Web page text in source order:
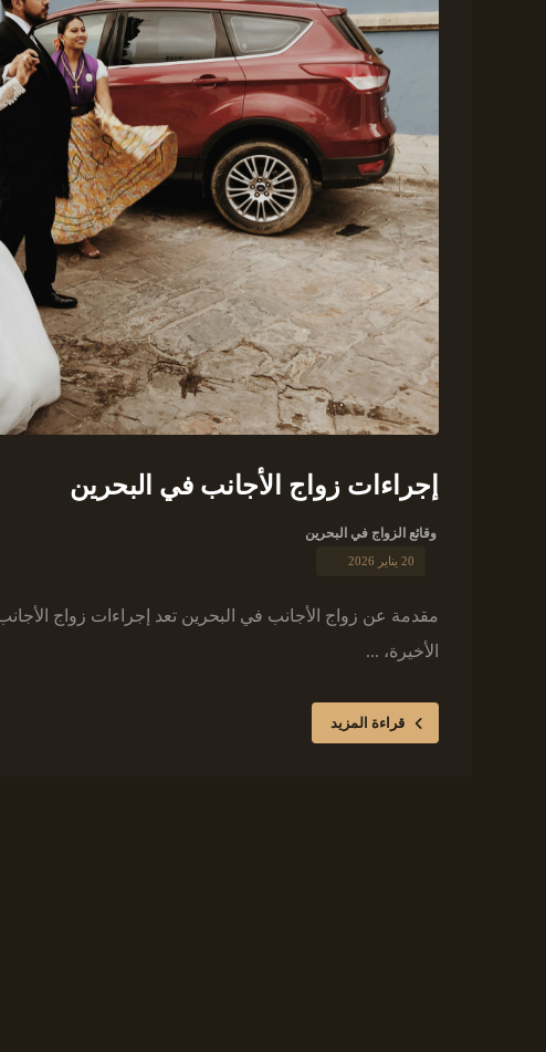
إجراءات زواج الأجانب في البحرين
وقائع الزواج في البحرين
20 يناير 2026
مقدمة عن زواج الأجانب في البحرين تعد إجراءات زواج
الأخيرة، ...
قراءة المزيد